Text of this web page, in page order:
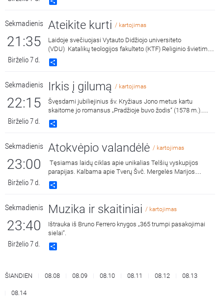
Sekmadienis
21:35
Birželio 7 d.
Ateikite kurti / kartojimas
Laidoje svečiuojasi Vytauto Didžiojo universiteto
(VDU) Katalikų teologijos fakulteto (KTF) Religinio švietimo
studijų programos magistrantai studentai, kurie dalinasi
patirtmi ir džiaugsmais studijuojant. Laidą veda VDU KTF
Sekmadienis
22:15
Birželio 7 d.
Irkis į gilumą / kartojimas
Švęsdami jubiliejinius šv. Kryžiaus Jono metus kartu
skaitome jo romansus „Pradžioje buvo žodis“ (1578 m.).
Stebinantis dalykas: šias šviesos ir vilties kupinas eiles
Mistikos mokytojas parašė juodžiausiais savo gyvenimo
Laidą veda dr. Jūratė Micevičiūtė.
Sekmadienis
23:00
Birželio 7 d.
Atokvėpio valandėlė / kartojimas
Tęsiamas laidų ciklas apie unikalias Telšių vyskupijos
parapijas. Kalbama apie Tverų Švč. Mergelės Marijos
Apsilankymo parapijos istoriją, statybos darbus, apie
malonėmis garsią Švč. Mergelės Marijos ikoną ir garsius
Aivaras Pudžiuvelis, šios parapijos Pastoracinės tarybos
Saulius Stumbra.
Sekmadienis
23:40
Birželio 7 d.
Muzika ir skaitiniai / kartojimas
Ištrauka iš Bruno Ferrero knygos „365 trumpi pasakojimai
sielai“.
ŠIANDIEN 08.08 08.09 08.10 08.11 08.12 08.13
08.14